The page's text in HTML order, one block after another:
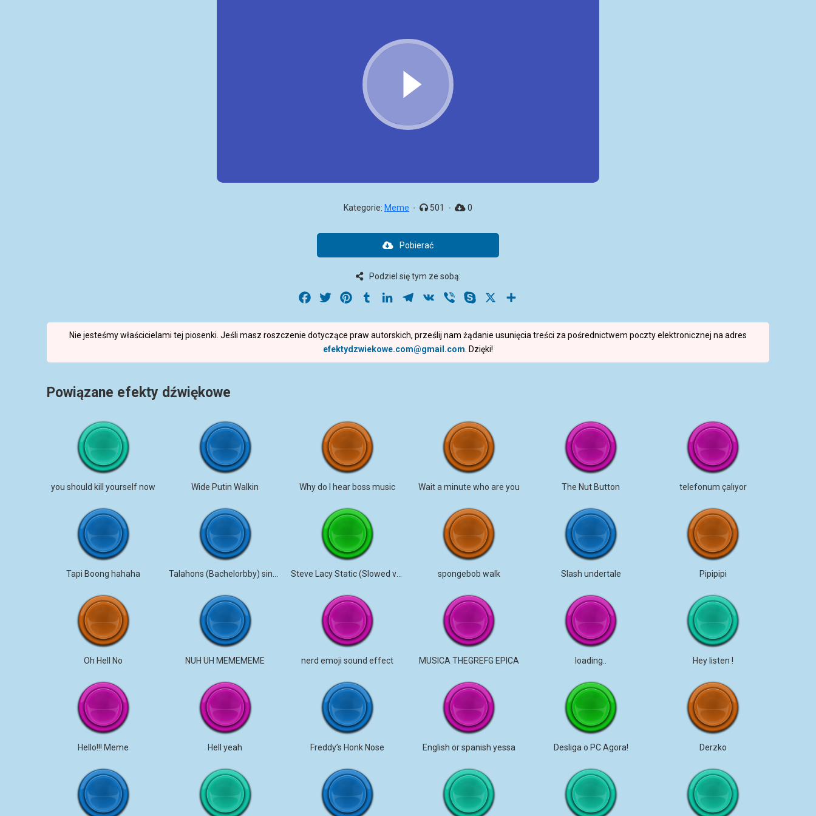
Kategorie: Meme - 501 - 0
Pobierać
Podziel się tym ze sobą:
Facebook
Twitter PinterestTumblrLinkedInTelegram
VK Viber Skype
Nie jesteśmy właścicielami tej piosenki. Jeśli masz roszczenie dotyczące praw autorskich, prześlij nam żądanie usunięcia treści za pośrednictwem poczty elektronicznej na adres
efektydzwiekowe.com@gmail.com . Dzięki!
Powiązane efekty dźwiękowe
you should kill yourself now Wide Putin Walkin Why do I hear boss music Wait a minute who are you The Nut Button telefonum çalıyor
Tapi Boong hahaha Steve Lacy Static (Slowed version) spongebob walk Slash undertale Pipipipi
Oh Hell No NUH UH MEMEMEME nerd emoji sound effect MUSICA THEGREFG EPICA loading.. Hey listen !
Hello!!! Meme Hell yeah Freddy’s Honk Nose English or spanish yessa Desliga o PC Agora! Derzko